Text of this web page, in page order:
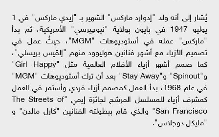
يُشار إلى أنه ولد "إدوارد ماركس" الشهير بـ "إيدي ماركس" في 1
يوليو 1947 في بايون بولاية "نيوچيرسي" الأمريكية، ثم بدأ
"ماركس" عمله في أستوديوهات "MGM"، حيثُ عمل في
تصميم الأزياء مع أشهر فنانين هوليوود منهم "إلڤيس بريسلي"،
كما صمم أشهر أزياء الأفلام العالمية مثل "Girl Happy"
و"Spinout" و"Stay Away" بعد أن ترك أستوديوهات "MGM"
في عام 1968، بدأ العمل كمصمم أزياء فردي وأستمر في العمل
كمشرف أزياء للمسلسل المرشح لجائزة إيمي "The Streets of
San Francisco" والذي قام ببطولته الفنانين "كارل مالدن" و
"مايكل دوجلاس".